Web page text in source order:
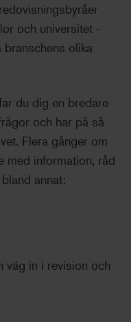
och universitet -
olika
du dig en bredare
och har på så
Flera gånger om
med information, råd
annat:
väg in i revision och